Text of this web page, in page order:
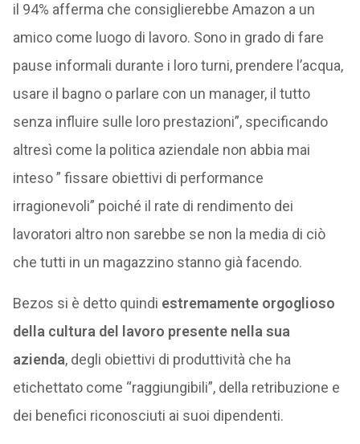
il 94% afferma che consiglierebbe Amazon a un
amico come luogo di lavoro. Sono in grado di fare
pause informali durante i loro turni, prendere l’acqua,
usare il bagno o parlare con un manager, il tutto
senza influire sulle loro prestazioni”, specificando
altresì come la politica aziendale non abbia mai
inteso ” fissare obiettivi di performance
irragionevoli” poiché il rate di rendimento dei
lavoratori altro non sarebbe se non la media di ciò
che tutti in un magazzino stanno già facendo.
Bezos si è detto quindi estremamente orgoglioso
della cultura del lavoro presente nella sua
azienda, degli obiettivi di produttività che ha
etichettato come “raggiungibili”, della retribuzione e
dei benefici riconosciuti ai suoi dipendenti.